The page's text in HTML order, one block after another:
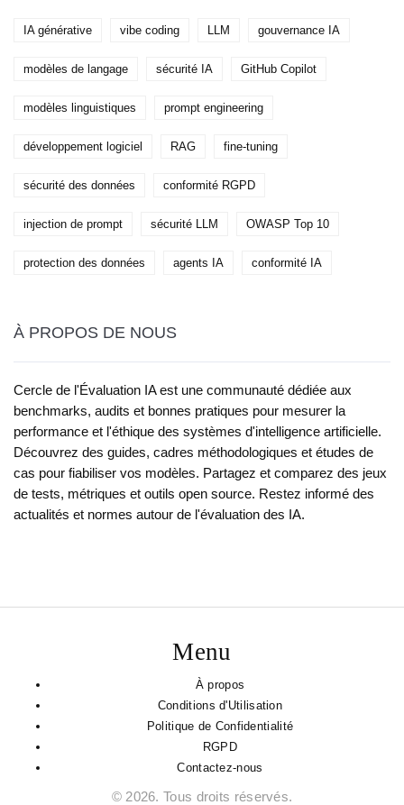
IA générative vibe coding LLM gouvernance IA
modèles de langage sécurité IA GitHub Copilot
modèles linguistiques prompt engineering
développement logiciel RAG fine-tuning
sécurité des données conformité RGPD
injection de prompt sécurité LLM OWASP Top 10
protection des données agents IA conformité IA
À PROPOS DE NOUS
Cercle de l'Évaluation IA est une communauté dédiée aux
benchmarks, audits et bonnes pratiques pour mesurer la
performance et l'éthique des systèmes d'intelligence artificielle.
Découvrez des guides, cadres méthodologiques et études de
cas pour fiabiliser vos modèles. Partagez et comparez des jeux
de tests, métriques et outils open source. Restez informé des
actualités et normes autour de l'évaluation des IA.
Menu
À propos
Conditions d'Utilisation
Politique de Confidentialité
RGPD
Contactez-nous
© 2026. Tous droits réservés.